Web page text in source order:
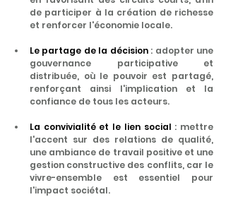
de participer à la création de richesse
et renforcer l'économie locale.
Le partage de la décision : adopter une
gouvernance participative et
distribuée, où le pouvoir est partagé,
renforçant ainsi l'implication et la
confiance de tous les acteurs.
La convivialité et le lien social : mettre
l'accent sur des relations de qualité,
une ambiance de travail positive et une
gestion constructive des conflits, car le
vivre-ensemble est essentiel pour
l'impact sociétal.